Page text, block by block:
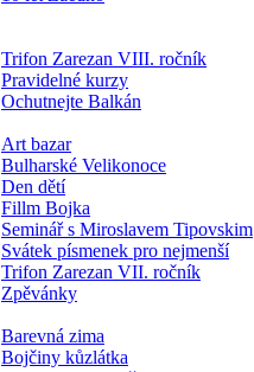
Trifon Zarezan VIII. ročník
Pravidelné kurzy
Ochutnejte Balkán
Art bazar
Bulharské Velikonoce
Den dětí
Fillm Bojka
Seminář s Miroslavem Tipovskim
Svátek písmenek pro nejmenší
Trifon Zarezan VII. ročník
Zpěvánky
Barevná zima
Bojčiny kůzlátka